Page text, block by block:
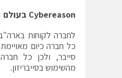
Cybereason בעולם
לחברה לקוחות
כל חברה כיום
סייבר, ולכן כל
מהשימוש בסייבריזון.